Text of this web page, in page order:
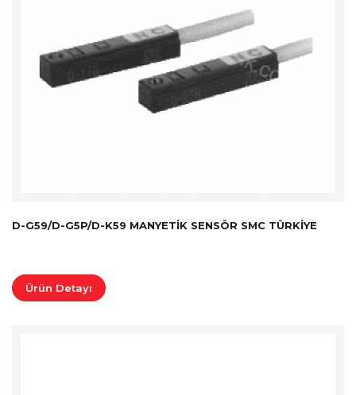
D-G59/D-G5P/D-K59 MANYETIK SENSÖR SMC TÜRKİYE
Ürün Detayı